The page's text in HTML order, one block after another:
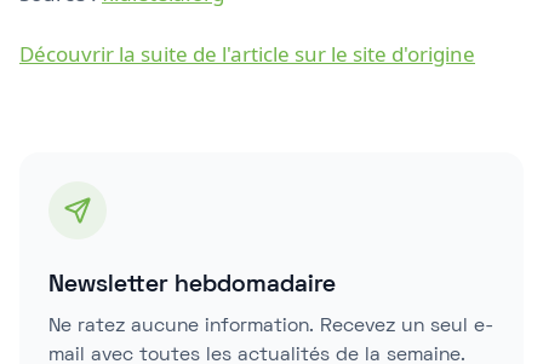
Découvrir la suite de l'article sur le site d'origine
Newsletter hebdomadaire
Ne ratez aucune information. Recevez un seul e-
mail avec toutes les actualités de la semaine.